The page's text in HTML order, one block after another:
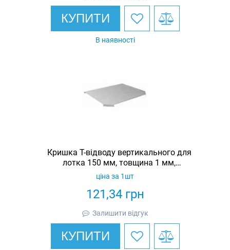
КУПИТИ
В наявності
Кришка Т-відводу вертикального для
лотка 150 мм, товщина 1 мм,
гарячеоцинкована, Eurotray
121,34грн
ціна за 1шт
Залишити відгук
КУПИТИ